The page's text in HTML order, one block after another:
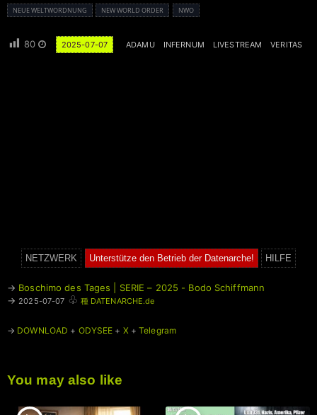
NEUE WELTWORDNUNG
NEW WORLD ORDER NWO
80 2025-07-07 ADAMU INFERNUM LIVESTREAM VERITAS
NETZWERK Unterstütze den Betrieb der Datenarche! HILFE
→ Boschimo des Tages | SERIE – 2025 - Bodo Schiffmann
→ 2025-07-07 ♧ 種 DATENARCHE.de
→ DOWNLOAD + ODYSEE + X +Telegram
You may also like